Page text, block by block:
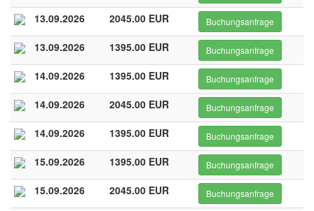
13.09.2026 2045.00 EUR Buchungsanfrage
13.09.2026 1395.00 EUR Buchungsanfrage
14.09.2026 1395.00 EUR Buchungsanfrage
14.09.2026 2045.00 EUR Buchungsanfrage
14.09.2026 1395.00 EUR Buchungsanfrage
15.09.2026 1395.00 EUR Buchungsanfrage
15.09.2026 2045.00 EUR Buchungsanfrage